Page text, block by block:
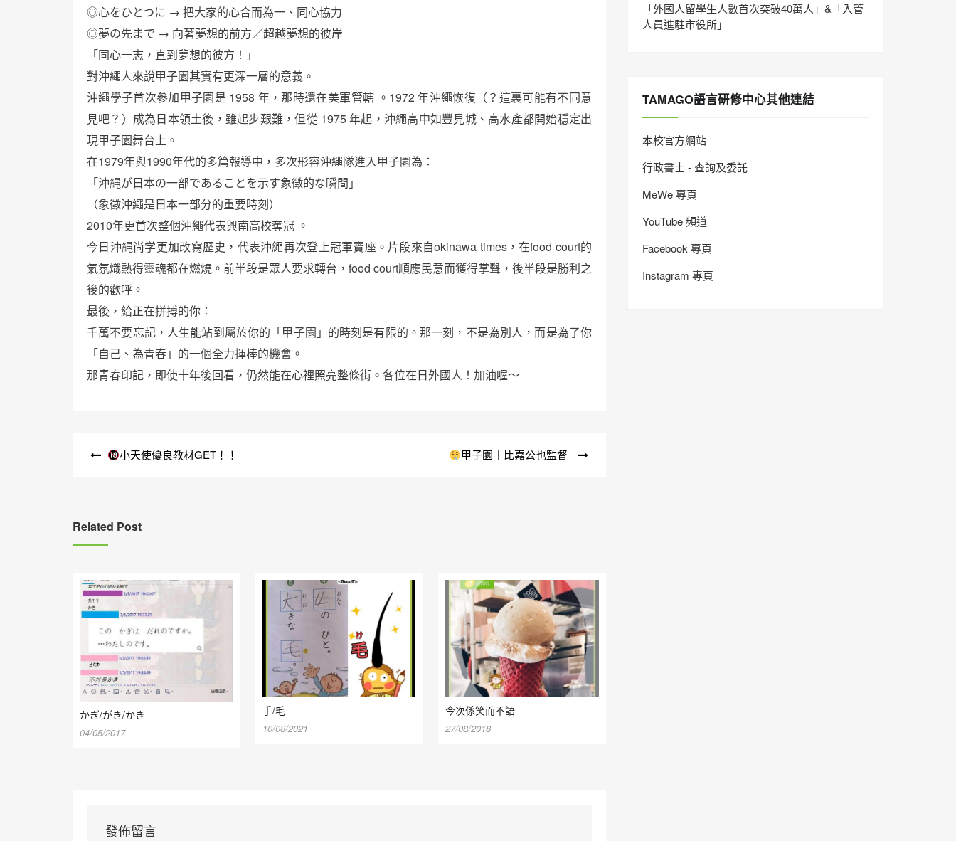
◎心をひとつに → 把大家的心合而為一、同心協力
◎夢の先まで → 向著夢想的前方／超越夢想的彼岸
「同心一志，直到夢想的彼方！」
對沖繩人來說甲子園其實有更深一層的意義。
沖繩學子首次參加甲子園是 1958 年，那時還在美軍管轄 。1972 年沖繩恢復（？這裏可能有不同意
見吧？）成為日本領土後，雖起步艱難，但從 1975 年起，沖繩高中如豐見城、高水產都開始穩定出
現甲子園舞台上。
在1979年與1990年代的多篇報導中，多次形容沖繩隊進入甲子園為：
「沖縄が日本の一部であることを示す象徴的な瞬間」
（象徵沖繩是日本一部分的重要時刻）
2010年更首次整個沖繩代表興南高校奪冠 。
今日沖縄尚学更加改寫歷史，代表沖繩再次登上冠軍寶座。片段來自okinawa times，在food court的
氣氛熾熱得靈魂都在燃燒。前半段是眾人要求轉台，food court順應民意而獲得掌聲，後半段是勝利之
後的歡呼。
最後，給正在拼搏的你：
千萬不要忘記，人生能站到屬於你的「甲子園」的時刻是有限的。那一刻，不是為別人，而是為了你
「自己、為青春」的一個全力揮棒的機會。
那青春印記，即使十年後回看，仍然能在心裡照亮整條街。各位在日外國人！加油喔～
小天使優良教材GET！！ 甲子園｜比嘉公也監督
Related Post
かぎ/がき/かき
04/05/2017
手/毛
10/08/2021
今次係笑而不語
27/08/2018
發佈留言
「外國人留學生人數首次突破40萬人」&「入管
人員進駐市役所」
TAMAGO語言研修中心其他連結
本校官方網站
行政書士 - 查詢及委託
MeWe 專頁
YouTube 頻道
Facebook 專頁
Instagram 專頁